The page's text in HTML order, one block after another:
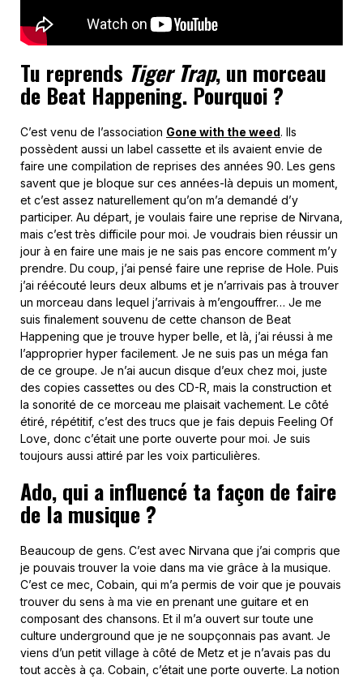
Tu reprends Tiger Trap, un morceau
de Beat Happening. Pourquoi ?
C’est venu de l’association Gone with the weed. Ils
possèdent aussi un label cassette et ils avaient envie de
faire une compilation de reprises des années 90. Les gens
savent que je bloque sur ces années-là depuis un moment,
et c’est assez naturellement qu’on m’a demandé d’y
participer. Au départ, je voulais faire une reprise de Nirvana,
mais c’est très difficile pour moi. Je voudrais bien réussir un
jour à en faire une mais je ne sais pas encore comment m’y
prendre. Du coup, j’ai pensé faire une reprise de Hole. Puis
j’ai réécouté leurs deux albums et je n’arrivais pas à trouver
un morceau dans lequel j’arrivais à m’engouffrer… Je me
suis finalement souvenu de cette chanson de Beat
Happening que je trouve hyper belle, et là, j’ai réussi à me
l’approprier hyper facilement. Je ne suis pas un méga fan
de ce groupe. Je n’ai aucun disque d’eux chez moi, juste
des copies cassettes ou des CD-R, mais la construction et
la sonorité de ce morceau me plaisait vachement. Le côté
étiré, répétitif, c’est des trucs que je fais depuis Feeling Of
Love, donc c’était une porte ouverte pour moi. Je suis
toujours aussi attiré par les voix particulières.
Ado, qui a influencé ta façon de faire
de la musique ?
Beaucoup de gens. C’est avec Nirvana que j’ai compris que
je pouvais trouver la voie dans ma vie grâce à la musique.
C’est ce mec, Cobain, qui m’a permis de voir que je pouvais
trouver du sens à ma vie en prenant une guitare et en
composant des chansons. Et il m’a ouvert sur toute une
culture underground que je ne soupçonnais pas avant. Je
viens d’un petit village à côté de Metz et je n’avais pas du
tout accès à ça. Cobain, c’était une porte ouverte. La notion